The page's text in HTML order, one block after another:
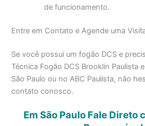
de funcionamento.
Entre em Contato e Agende uma
Se você possui um fogão DCS e
Técnica Fogão DCS Brooklin Paulista
São Paulo ou no ABC Paulista, não
contato conosco.
Em São Paulo Fale Direto